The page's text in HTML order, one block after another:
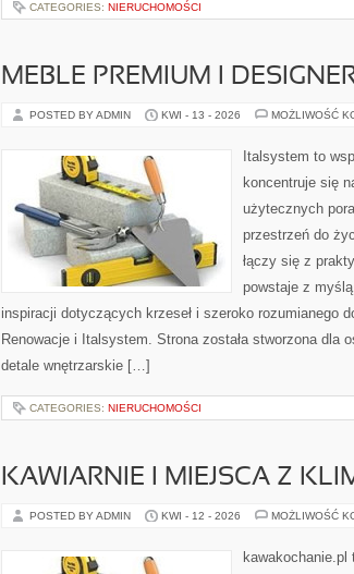
CATEGORIES: NIERUCHOMOŚCI
MEBLE PREMIUM I
POSTED BY ADMIN KWI - 13 - 2026 MOŻLIWOŚĆ
Italsystem to
koncentruje się
użytecznych
przestrzeń do
łączy się z
powstaje z
inspiracji dotyczących krzeseł i szeroko rozumianego
Renowacje i Italsystem. Strona została stworzona dla
detale wnętrzarskie […]
CATEGORIES: NIERUCHOMOŚCI
KAWIARNIE I MIEJSCA Z
POSTED BY ADMIN KWI - 12 - 2026 MOŻLIWOŚĆ